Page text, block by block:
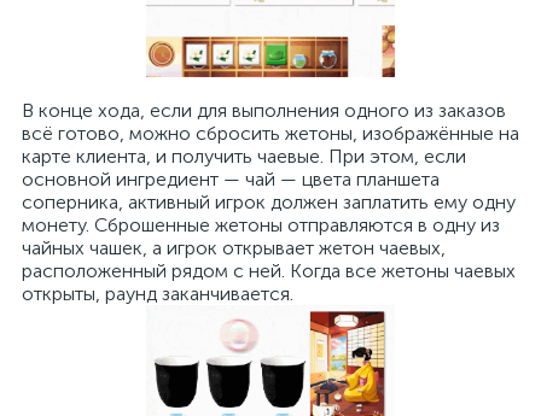
В конце хода, если для выполнения одного из заказов
всё готово, можно сбросить жетоны, изображённые на
карте клиента, и получить чаевые. При этом, если
основной ингредиент — чай — цвета планшета
соперника, активный игрок должен заплатить ему одну
монету. Сброшенные жетоны отправляются в одну из
чайных чашек, а игрок открывает жетон чаевых,
расположенный рядом с ней. Когда все жетоны чаевых
открыты, раунд заканчивается.